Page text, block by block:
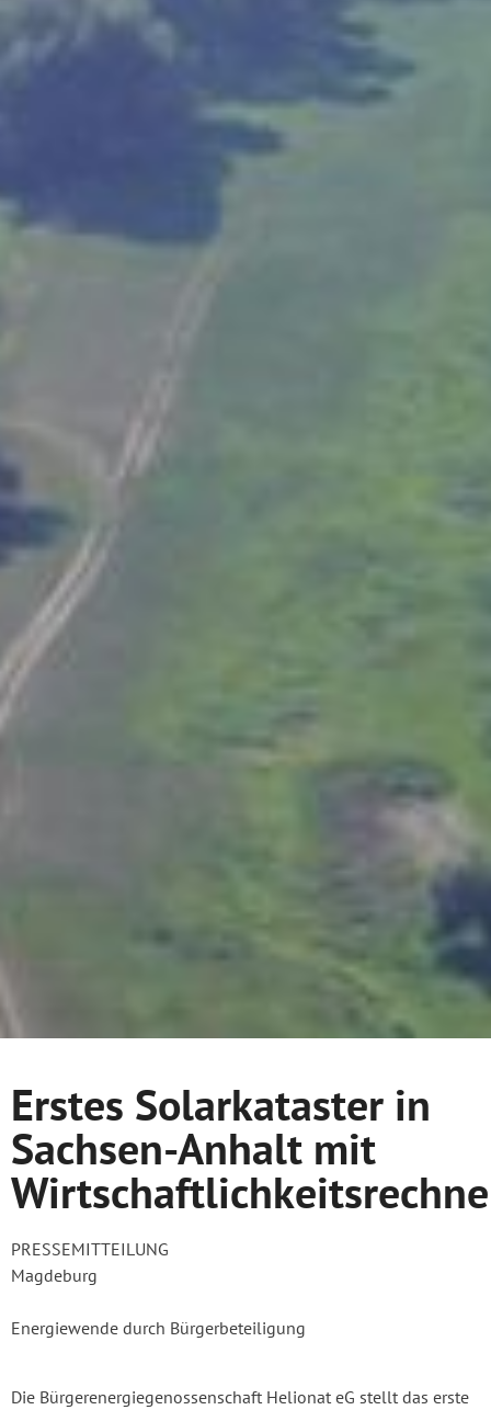
Erstes Solarkataster in
Sachsen-Anhalt mit
PRESSEMITTEILUNG
Magdeburg
Energiewende durch Bürgerbeteiligung
Die Bürgerenergiegenossenschaft Helionat eG stellt das erste